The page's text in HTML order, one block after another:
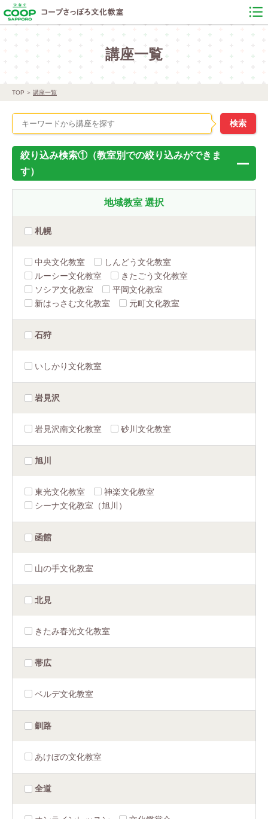
講座一覧
TOP 講座一覧
絞り込み検索①（教室別での絞り込みができま
す）
地域教室 選択
札幌
中央文化教室
しんどう文化教室
ルーシー文化教室
きたごう文化教室
ソシア文化教室
平岡文化教室
新はっさむ文化教室
元町文化教室
石狩
いしかり文化教室
岩見沢
岩見沢南文化教室 砂川文化教室
旭川
東光文化教室
神楽文化教室
シーナ文化教室（旭川）
函館
山の手文化教室
北見
きたみ春光文化教室
帯広
ベルデ文化教室
釧路
あけぼの文化教室
全道